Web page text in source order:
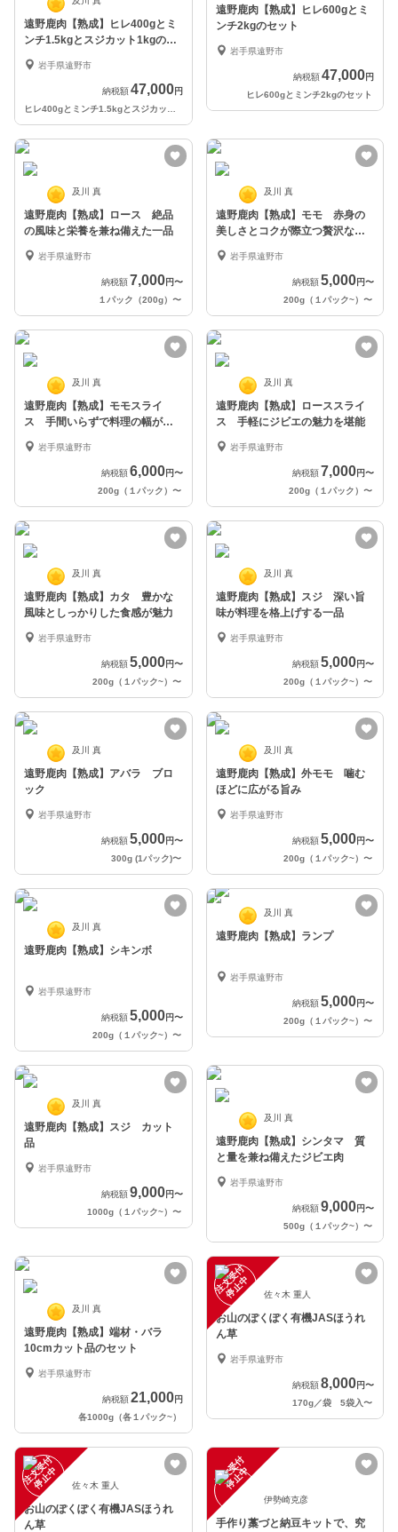
遠野鹿肉【熟成】ヒレ400gとミ
ンチ1.5kgとスジカット1kgのセ
ット
岩手県遠野市
納税額 47,000円
遠野鹿肉【熟成】ヒレ600gとミ
ンチ2kgのセット
岩手県遠野市
納税額47,000円
ヒレ600gとミンチ2kgのセット
及川 真
遠野鹿肉【熟成】ロース 絶品
の風味と栄養を兼ね備えた一品
岩手県遠野市
納税額 7,000円〜
１パック（200g） 〜
及川 真
遠野鹿肉【熟成】モモ 赤身の
美しさとコクが際立つ贅沢な一
品
岩手県遠野市
納税額5,000円〜
200g（１パック~） 〜
及川 真
遠野鹿肉【熟成】モモスライ
ス 手間いらずで料理の幅が広
がる
岩手県遠野市
納税額 6,000円〜
200g（１パック） 〜
及川 真
遠野鹿肉【熟成】ローススライ
ス 手軽にジビエの魅力を堪能
岩手県遠野市
納税額7,000円〜
200g（１パック） 〜
及川 真
遠野鹿肉【熟成】カタ 豊かな
風味としっかりした食感が魅力
岩手県遠野市
納税額 5,000円〜
200g（１パック~） 〜
及川 真
遠野鹿肉【熟成】スジ 深い旨
味が料理を格上げする一品
岩手県遠野市
納税額5,000円〜
200g（１パック~） 〜
及川 真
遠野鹿肉【熟成】アバラ ブロ
ック
岩手県遠野市
納税額 5,000円〜
300g (1パック)〜
及川 真
遠野鹿肉【熟成】外モモ 噛む
ほどに広がる旨み
岩手県遠野市
納税額5,000円〜
200g（１パック~） 〜
及川 真
遠野鹿肉【熟成】シキンボ
岩手県遠野市
納税額 5,000円〜
200g（１パック~） 〜
及川 真
遠野鹿肉【熟成】ランプ
岩手県遠野市
納税額5,000円〜
200g（１パック~） 〜
及川 真
遠野鹿肉【熟成】スジ カット
品
岩手県遠野市
納税額 9,000円〜
1000g（１パック~） 〜
及川 真
遠野鹿肉【熟成】シンタマ 質
と量を兼ね備えたジビエ肉
岩手県遠野市
納税額9,000円〜
500g（１パック~） 〜
及川 真
遠野鹿肉【熟成】端材・バラ
10cmカット品のセット
岩手県遠野市
納税額 21,000円
各1000g（各１パック~）
注
文
受
付
停
止
中 佐々木 重人
お山のぽくぽく有機JASほうれ
ん草
岩手県遠野市
納税額8,000円〜
170g／袋 5袋入〜
注
文
受
付
停
止
中 佐々木 重人
お山のぽくぽく有機JASほうれ
ん草
注
文
受
付
停
止
中
伊勢崎克彦
手作り藁づと納豆キットで、究